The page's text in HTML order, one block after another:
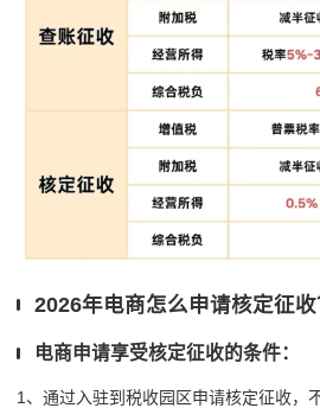
2026年电商怎么申请核定征收
电商申请享受核定征收的条件：
1、通过入驻到税收园区申请核定征收，